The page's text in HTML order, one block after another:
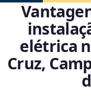
elétrica
Cruz,